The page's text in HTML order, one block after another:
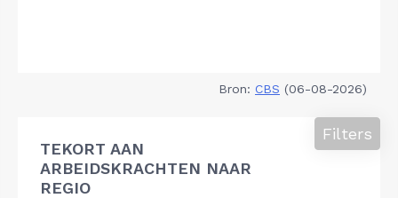
Bron: CBS (06-08-2026)
TEKORT AAN
ARBEIDSKRACHTEN NAAR
REGIO
Filters